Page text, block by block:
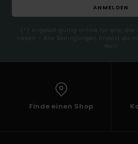
ANMELDEN
(*) Angebot gültig online für alle, die
haben - Alle Bedingungen findest du in
Mail
Finde einen Shop